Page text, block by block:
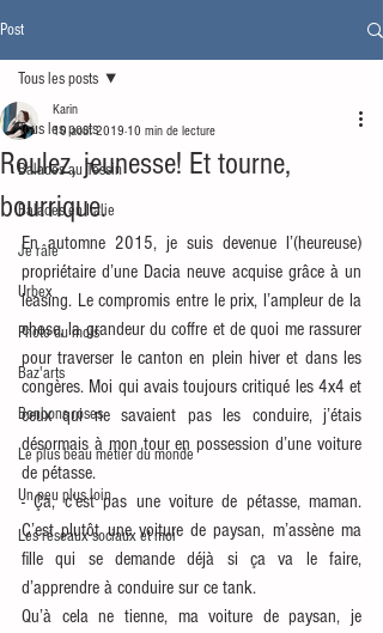
Post
Tous les posts
Balades au Tessin
Balades en Italie
Je râle
Urbex
Photo du mois
Baz'arts
Bonbons roses
Le plus beau métier du monde
Un peu plus loin
Les réseaux sociaux et moi
Tous les posts
Roulez, jeunesse! Et tourne,
bourrique.
Karin
10 août 2019 10 min de lecture
En automne 2015, je suis devenue l’(heureuse)
propriétaire d’une Dacia neuve acquise grâce à un
leasing. Le compromis entre le prix, l’ampleur de la
chose, la grandeur du coffre et de quoi me rassurer
pour traverser le canton en plein hiver et dans les
congères. Moi qui avais toujours critiqué les 4x4 et
ceux qui ne savaient pas les conduire, j’étais
désormais à mon tour en possession d’une voiture
de pétasse.
- Ça, c’est pas une voiture de pétasse, maman.
C’est plutôt une voiture de paysan, m’assène ma
fille qui se demande déjà si ça va le faire,
d’apprendre à conduire sur ce tank.
Qu’à cela ne tienne, ma voiture de paysan, je